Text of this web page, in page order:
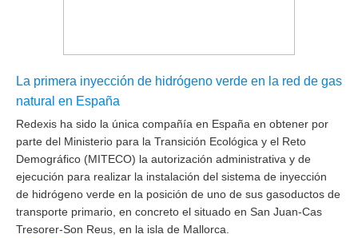
La primera inyección de hidrógeno verde en la red de gas
natural en España
Redexis ha sido la única compañía en España en obtener por
parte del Ministerio para la Transición Ecológica y el Reto
Demográfico (MITECO) la autorización administrativa y de
ejecución para realizar la instalación del sistema de inyección
de hidrógeno verde en la posición de uno de sus gasoductos de
transporte primario, en concreto el situado en San Juan-Cas
Tresorer-Son Reus, en la isla de Mallorca.